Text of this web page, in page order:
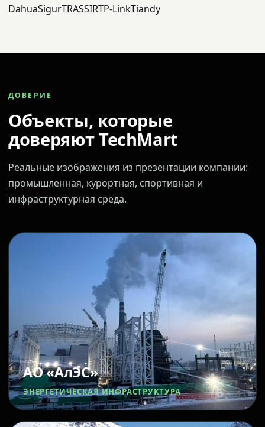
DahuaSigurTRASSIRTP-LinkTiandy
ДОВЕРИЕ
Объекты, которые
доверяют TechMart
Реальные изображения из презентации компании:
промышленная, курортная, спортивная и
инфраструктурная среда.
АО «АлЭС»
ЭНЕРГЕТИЧЕСКАЯ ИНФРАСТРУКТУРА